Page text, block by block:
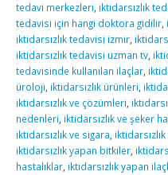
tedavi merkezleri, iktidarsızlık
tedavisi için hangi doktora gidilir,
iktidarsızlık tedavisi izmir,
iktidarsızlık tedavisi uzman tv,
tedavisinde kullanılan ilaçlar,
üroloji, iktidarsızlık ürünleri,
iktidarsızlık ve çözümleri,
nedenleri, iktidarsızlık ve şeker
iktidarsızlık ve sigara,
iktidarsızlık yapan bitkiler,
hastalıklar, iktidarsızlık yapan